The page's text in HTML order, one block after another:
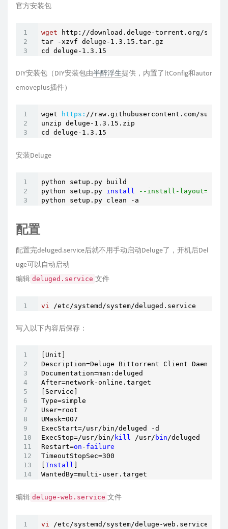
官方安装包
wget http://download.deluge-torrent.org/
tar -xzvf deluge- 1 . 3 . 15 .tar.gz
cd deluge- 1 . 3 . 15
DIY安装包（DIY安装包由半醉浮生提供，内置了ltConfig和autor
emoveplus插件）
wget https: //raw.githubusercontent.com/sunpma
unzip deluge- 1.3 . 15 .zip
cd deluge- 1.3 . 15
安装Deluge
python setup.py build
python setup.py install
--install-layout=deb
python setup.py clean -a
配置
配置完deluged.service后就不用手动启动Deluge了，开机后Del
uge可以自动启动
编辑 deluged.service 文件
vi /etc/systemd/system/deluged.service
写入以下内容后保存：
[Unit]
Description=Deluge Bittorrent Client Daemon
Documentation=man:deluged
After=network-online.target
[Service]
Type=simple
User=root
UMask=007
ExecStart=/usr/bin/deluged -d
ExecStop=/usr/bin/ kill /usr/ bin/deluged
Restart=on - failure
TimeoutStopSec=300
Install
WantedBy=multi-user.target
编辑 deluge-web.service 文件
vi /etc/systemd/system/deluge-web.service